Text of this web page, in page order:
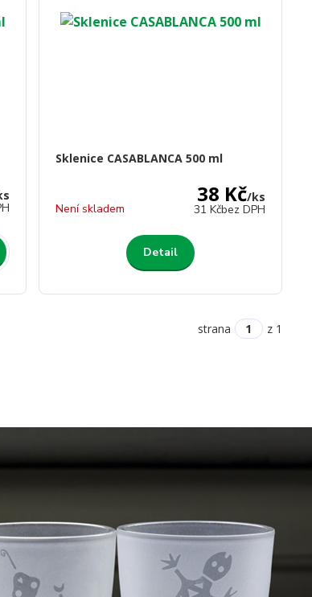
Sklenice CASABLANCA 500 ml
38 Kč/ks
31 Kčbez DPH
Není skladem
Detail
strana z 1